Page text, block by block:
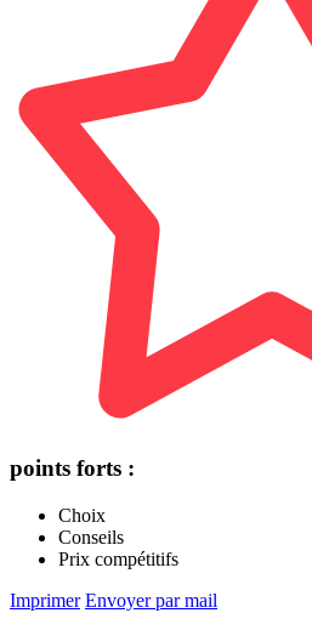
points forts :
Choix
Conseils
Prix compétitifs
Imprimer Envoyer par mail